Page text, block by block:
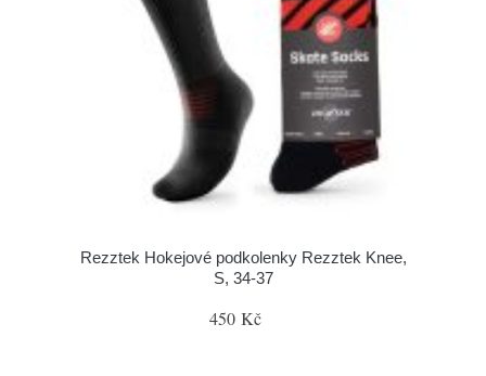
Rezztek Hokejové podkolenky Rezztek Knee,
S, 34-37
450 Kč